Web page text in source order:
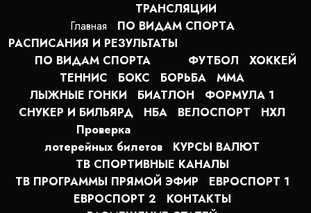
Главная
ТРАНСЛЯЦИИ
ПО ВИДАМ СПОРТA
РАСПИСАНИЯ И РЕЗУЛЬТАТЫ
ПО ВИДАМ СПОРТА
ФУТБОЛ
ХОККЕЙ
ТЕННИС
БОКС БОРЬБА
MMA
ЛЫЖНЫЕ ГОНКИ
БИАТЛОН
ФОРМУЛА 1
СНУКЕР И БИЛЬЯРД
НБА ВЕЛОСПОРТ
НХЛ
Проверка
лотерейных билетов
КУРСЫ ВАЛЮТ
ТВ СПОРТИВНЫЕ КАНАЛЫ
ТВ ПРОГРАММЫ ПРЯМОЙ ЭФИР
ЕВРОСПОРТ 1
ЕВРОСПОРТ 2
КОНТАКТЫ